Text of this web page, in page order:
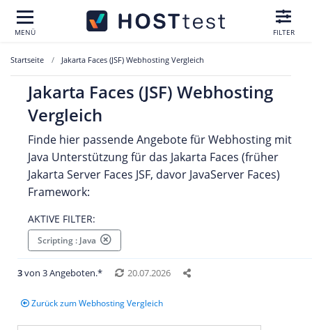
MENÜ FILTER
Startseite Jakarta Faces (JSF) Webhosting Vergleich
Jakarta Faces (JSF) Webhosting
Vergleich
Finde hier passende Angebote für Webhosting mit
Java Unterstützung für das Jakarta Faces (früher
Jakarta Server Faces JSF, davor JavaServer Faces)
Framework:
AKTIVE FILTER:
Scripting : Java
3von 3 Angeboten.* 20.07.2026
Zurück zum Webhosting Vergleich